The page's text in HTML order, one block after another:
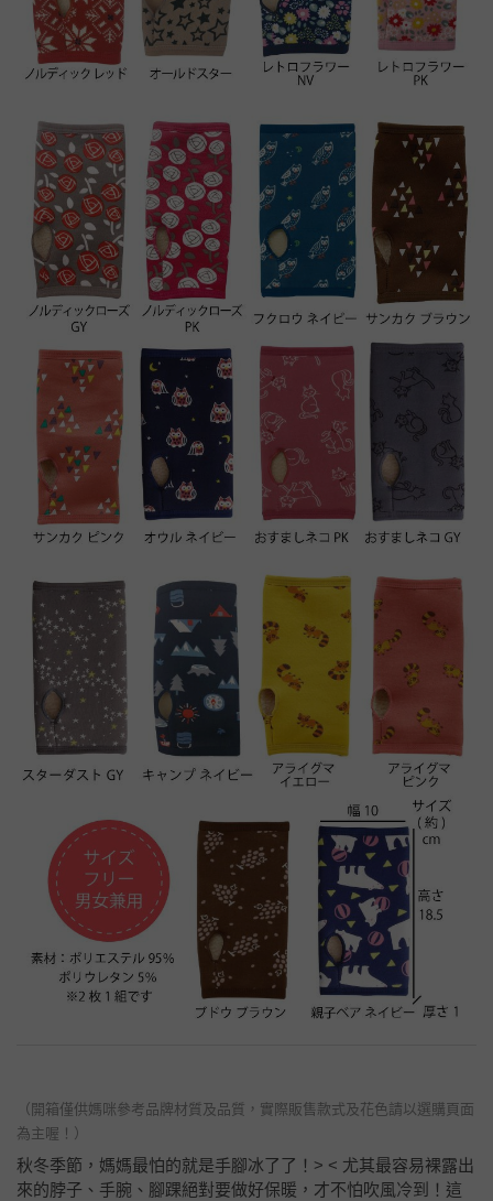
（開箱僅供媽咪參考品牌材質及品質，實際販售款式及花色請以選購頁面
為主喔！）
秋冬季節，媽媽最怕的就是手腳冰了了！> < 尤其最容易裸露出
來的脖子、手腕、腳踝絕對要做好保暖，才不怕吹風冷到！這